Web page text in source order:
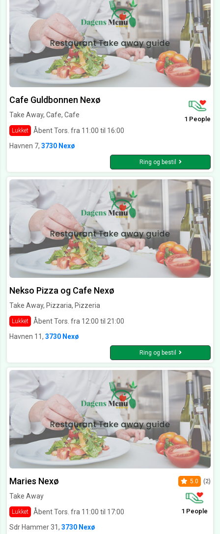
Cafe Guldbonnen Nexø
Take Away, Cafe, Cafe
Lukket Åbent Tors. fra 11:00 til 16:00
1 People
Havnen 7, 3730 Nexø
Ring og bestil
Nekso Pizza og Cafe Nexø
Take Away, Pizzaria, Pizzeria
Lukket
Åbent Tors. fra 12:00 til 21:00
Havnen 11, 3730 Nexø
Ring og bestil
Maries Nexø
Take Away
Lukket Åbent Tors. fra 11:00 til 17:00
5.0 (2)
1 People
Sdr Hammer 31, 3730 Nexø